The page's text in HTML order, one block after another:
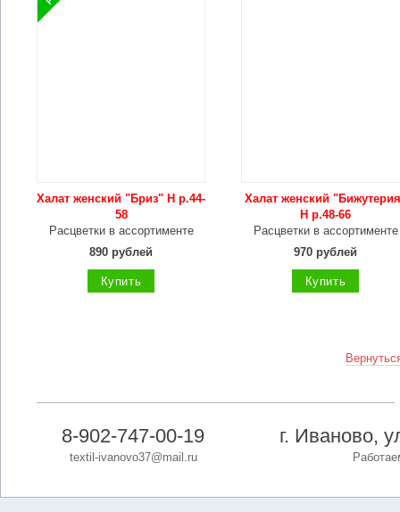
Халат женский "Бриз" Н р.44-
58
Расцветки в ассортименте
890 рублей
Купить
Халат женский
Н р.48-66
Расцветки в ассортименте
970 рублей
Купить
8-902-747-00-19
textil-ivanovo37@mail.ru
г. Иваново,